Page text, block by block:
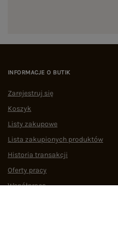
INFORMACJE O BUTIK
Zarejestruj się
Koszyk
Listy zakupowe
Lista zakupionych produktów
Historia transakcji
Oferty pracy
Współpraca